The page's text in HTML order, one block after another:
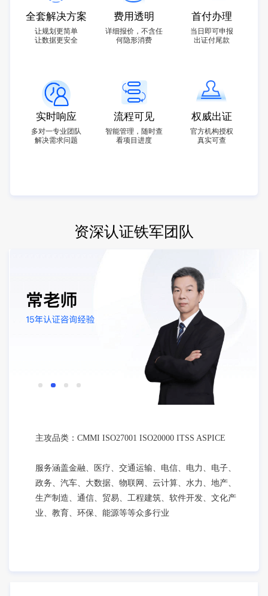
全套解决方案
让规划更简单
让数据更安全
费用透明
详细报价，不含任
何隐形消费
首付办理
当日即可申报
出证付尾款
实时响应
多对一专业团队
解决需求问题
流程可见
智能管理，随时查
看项目进度
权威出证
官方机构授权
真实可查
资深认证铁军团队
主攻品类：CMMI ISO27001 ISO20000 ITSS ASPICE
服务涵盖金融、医疗、交通运输、电信、电力、电子、
政务、汽车、大数据、物联网、云计算、水力、地产、
生产制造、通信、贸易、工程建筑、软件开发、文化产
业、教育、环保、能源等等众多行业